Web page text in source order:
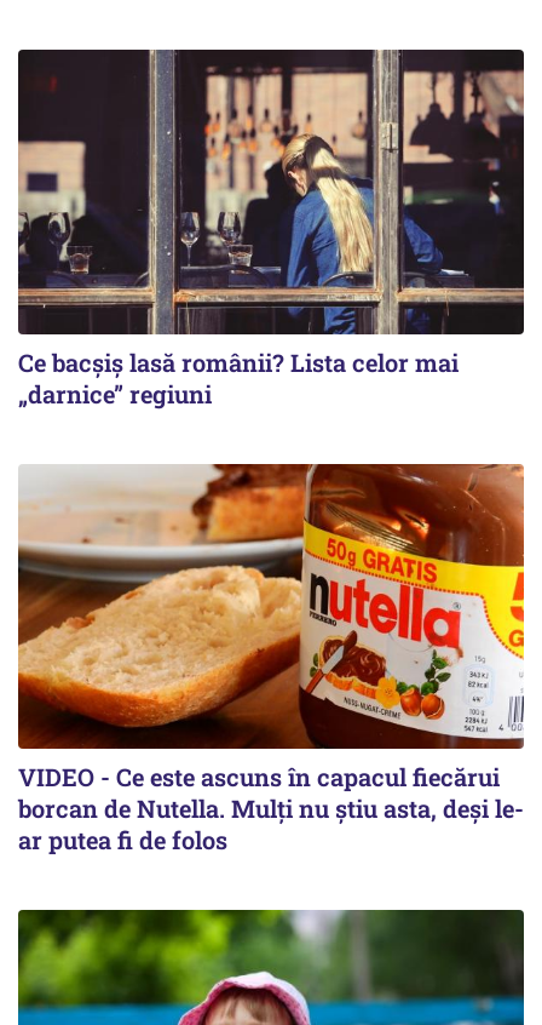
Ce bacșiș lasă românii? Lista celor mai
„darnice” regiuni
VIDEO - Ce este ascuns în capacul fiecărui
borcan de Nutella. Mulți nu știu asta, deși le-
ar putea fi de folos